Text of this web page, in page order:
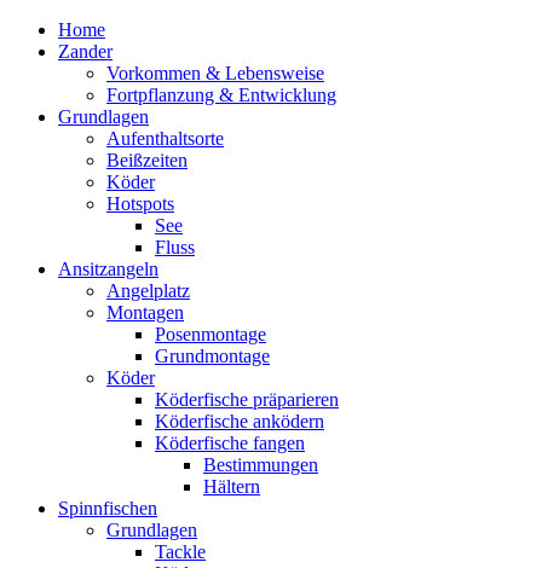
Home
Zander
Vorkommen & Lebensweise
Fortpflanzung & Entwicklung
Grundlagen
Aufenthaltsorte
Beißzeiten
Köder
Hotspots
See
Fluss
Ansitzangeln
Angelplatz
Montagen
Posenmontage
Grundmontage
Köder
Köderfische präparieren
Köderfische anködern
Köderfische fangen
Bestimmungen
Hältern
Spinnfischen
Grundlagen
Tackle